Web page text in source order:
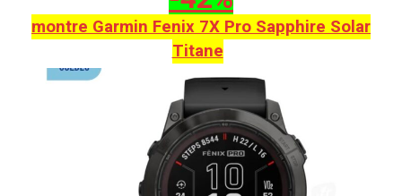
montre Garmin Fenix 7X Pro Sapphire Solar
Titane